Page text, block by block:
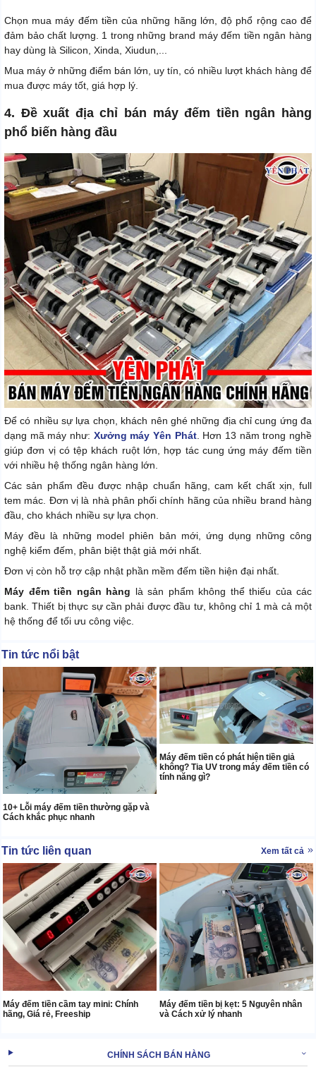
Chọn mua máy đếm tiền của những hãng lớn, độ phổ rộng cao để
đảm bảo chất lượng. 1 trong những brand máy đếm tiền ngân hàng
hay dùng là Silicon, Xinda, Xiudun,...
Mua máy ở những điểm bán lớn, uy tín, có nhiều lượt khách hàng để
mua được máy tốt, giá hợp lý.
4. Đề xuất địa chỉ bán máy đếm tiền ngân hàng
phổ biến hàng đầu
Để có nhiều sự lựa chọn, khách nên ghé những địa chỉ cung ứng đa
dạng mã máy như: Xưởng máy Yên Phát. Hơn 13 năm trong nghề
giúp đơn vị có tệp khách ruột lớn, hợp tác cung ứng máy đếm tiền
với nhiều hệ thống ngân hàng lớn.
Các sản phẩm đều được nhập chuẩn hãng, cam kết chất xịn, full
tem mác. Đơn vị là nhà phân phối chính hãng của nhiều brand hàng
đầu, cho khách nhiều sự lựa chọn.
Máy đều là những model phiên bản mới, ứng dụng những công
nghệ kiểm đếm, phân biệt thật giả mới nhất.
Đơn vị còn hỗ trợ cập nhật phần mềm đếm tiền hiện đại nhất.
Máy đếm tiền ngân hàng là sản phẩm không thể thiếu của các
bank. Thiết bị thực sự cần phải được đầu tư, không chỉ 1 mà cả một
hệ thống để tối ưu công việc.
Tin tức nổi bật
10+ Lỗi máy đếm tiền thường gặp và
Cách khắc phục nhanh
Máy đếm tiền có phát hiện tiền giả
không? Tia UV trong máy đếm tiền có
tính năng gì?
Tin tức liên quan Xem tất cả
Máy đếm tiền cầm tay mini: Chính
hãng, Giá rẻ, Freeship
Máy đếm tiền bị kẹt: 5 Nguyên nhân
và Cách xử lý nhanh
CHÍNH SÁCH BÁN HÀNG